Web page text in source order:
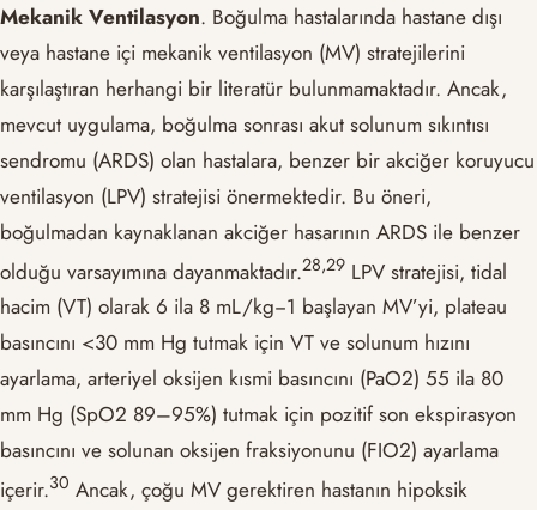
Mekanik Ventilasyon. Boğulma hastalarında hastane dışı
veya hastane içi mekanik ventilasyon (MV) stratejilerini
karşılaştıran herhangi bir literatür bulunmamaktadır. Ancak,
mevcut uygulama, boğulma sonrası akut solunum sıkıntısı
sendromu (ARDS) olan hastalara, benzer bir akciğer koruyucu
ventilasyon (LPV) stratejisi önermektedir. Bu öneri,
boğulmadan kaynaklanan akciğer hasarının ARDS ile benzer
olduğu varsayımına dayanmaktadır.​28,29​ LPV stratejisi, tidal
hacim (VT) olarak 6 ila 8 mL/kg−1 başlayan MV’yi, plateau
basıncını <30 mm Hg tutmak için VT ve solunum hızını
ayarlama, arteriyel oksijen kısmi basıncını (PaO2) 55 ila 80
mm Hg (SpO2 89–95%) tutmak için pozitif son ekspirasyon
basıncını ve solunan oksijen fraksiyonunu (FIO2) ayarlama
içerir.​30​ Ancak, çoğu MV gerektiren hastanın hipoksik